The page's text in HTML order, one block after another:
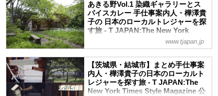
あきる野Vol.1 染織ギャラリーとス
パイスカレー 手仕事案内人・樺澤貴
子の 日本のローカルトレジャーを探
す旅 - T JAPAN:The New York
Times Style Magazine 公式サイト
は、東京都あきる野市。東京の奥座敷とい
う先入観はあれど、実は新宿から急行電車
を乗り継ぎ2時間とかからない。まずは、
ずっと訪れたかった憧れのギャラリーから
www.tjapan.jp
【茨城県・結城市】まとめ手仕事案
内人・樺澤貴子の日本のローカルト
レジャーを探す旅 - T JAPAN:The
New York Times Style Magazine 公